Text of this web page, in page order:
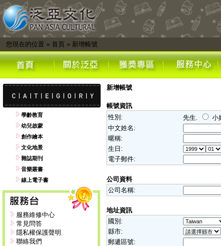
您現在的位置 » 首頁 » 新增帳號
學齡教育
幼兒啟蒙
創作繪本
文化地景
雜誌期刊
音樂叢書
線上電子書
服務維修中心
常見問答
隱私權保護聲明
聯絡我們
新增帳號
帳號資訊
性別:
先生.
小
中文姓名:
暱稱:
生日:
電子郵件:
公司資料
公司名稱:
地址資訊
國別:
縣市:
郵遞區號: